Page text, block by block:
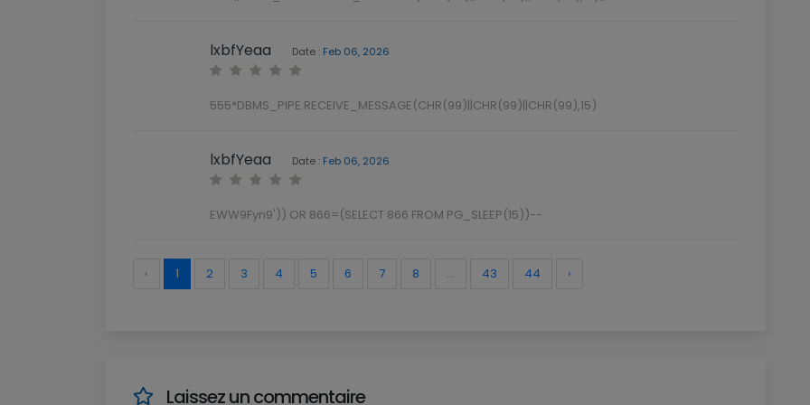
lxbfYeaa Date : Feb 06, 2026
555*DBMS_PIPE.RECEIVE_MESSAGE(CHR(99)||CHR(99)||CHR(99),15)
lxbfYeaa Date : Feb 06, 2026
EWW9Fyn9')) OR 866=(SELECT 866 FROM PG_SLEEP(15))--
‹ 1 2 3 4 5 6 7 8 ... 43 44 ›
Laissez un commentaire